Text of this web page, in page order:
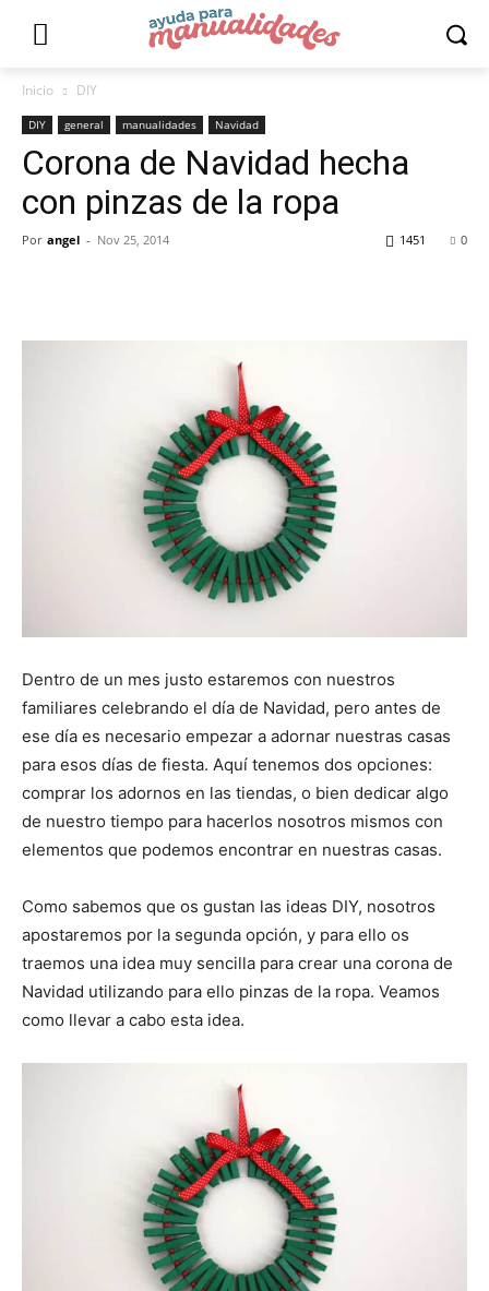
Inicio DIY
DIY general manualidades Navidad
Corona de Navidad hecha
con pinzas de la ropa
Por angel - Nov 25, 2014 0
1451
Dentro de un mes justo estaremos con nuestros
familiares celebrando el día de Navidad, pero antes de
ese día es necesario empezar a adornar nuestras casas
para esos días de fiesta. Aquí tenemos dos opciones:
comprar los adornos en las tiendas, o bien dedicar algo
de nuestro tiempo para hacerlos nosotros mismos con
elementos que podemos encontrar en nuestras casas.
Como sabemos que os gustan las ideas DIY, nosotros
apostaremos por la segunda opción, y para ello os
traemos una idea muy sencilla para crear una corona de
Navidad utilizando para ello pinzas de la ropa. Veamos
como llevar a cabo esta idea.